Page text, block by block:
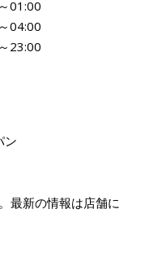
01:00
ン
最新の情報は店舗に